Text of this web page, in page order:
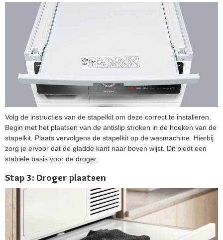
Volg de instructies van de stapelkit om deze correct te installeren.
Begin met het plaatsen van de antislip stroken in de hoeken van de
stapelkit. Plaats vervolgens de stapelkit op de wasmachine. Hierbij
zorg je ervoor dat de gladde kant naar boven wijst. Dit biedt een
stabiele basis voor de droger​.
Stap 3: Droger plaatsen